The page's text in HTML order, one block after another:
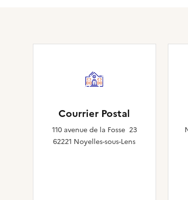
Courrier Postal
110 avenue de la Fosse 23
62221 Noyelles-sous-Lens